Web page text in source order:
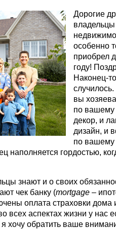
Дорогие
владельцы
особенно
приобрел
году!
Наконец-
вы
по
декор, и
дизайн, и
по вашему
наполняется гордостью,
знают и о своих
чек банку (mortgage–
оплата страховки дома
всех аспектах жизни у нас
хочу обратить ваше